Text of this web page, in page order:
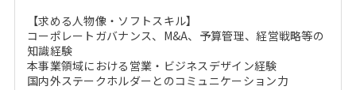
【求める人物像・ソフトスキル】
コーポレートガバナンス、M&A、予算管理、経営戦略等の
知識経験
本事業領域における営業・ビジネスデザイン経験
国内外ステークホルダーとのコミュニケーション力